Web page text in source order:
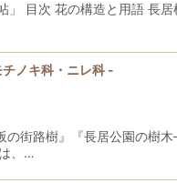
」 目次 花の構造と用語
ノキ科・ニレ科 -
街路樹』『長居公園の樹
、…